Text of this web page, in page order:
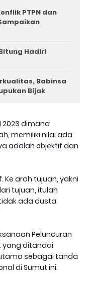
PTPN dan
Hadiri
Babinsa
Bijak
2023 dimana
memiliki nilai ada
adalah objektif dan
Ke arah tujuan, yakni
tujuan, itulah
ada dusta
Peluncuran
yang ditandai
sebagai tanda
di Sumut ini.